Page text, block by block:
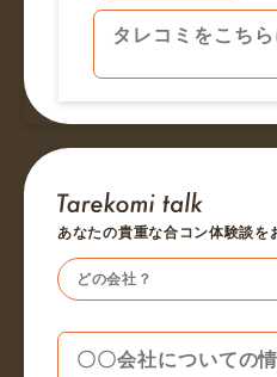
あなたの貴重な合コン体験談を